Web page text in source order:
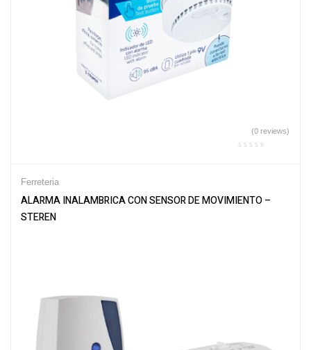
(0 reviews)
Ferreteria
ALARMA INALAMBRICA CON SENSOR DE MOVIMIENTO –
STEREN